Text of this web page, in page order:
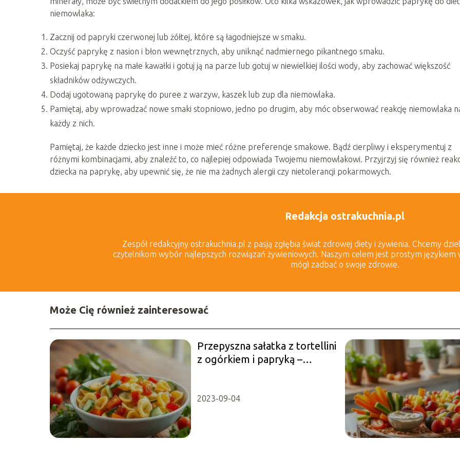
niemowlaka:
Zacznij od papryki czerwonej lub żółtej, które są łagodniejsze w smaku.
Oczyść paprykę z nasion i błon wewnętrznych, aby uniknąć nadmiernego pikantnego smaku.
Posiekaj paprykę na małe kawałki i gotuj ją na parze lub gotuj w niewielkiej ilości wody, aby zachować większość
składników odżywczych.
Dodaj ugotowaną paprykę do puree z warzyw, kaszek lub zup dla niemowlaka.
Pamiętaj, aby wprowadzać nowe smaki stopniowo, jedno po drugim, aby móc obserwować reakcję niemowlaka
każdy z nich.
Pamiętaj, że każde dziecko jest inne i może mieć różne preferencje smakowe. Bądź cierpliwy i eksperymentuj z
różnymi kombinacjami, aby znaleźć to, co najlepiej odpowiada Twojemu niemowlakowi. Przyjrzyj się również
dziecka na paprykę, aby upewnić się, że nie ma żadnych alergii czy nietolerancji pokarmowych.
Redakcja ostrakuchnia.pl
Zespół redakcyjny ostrakuchnia.pl z pasją zgłębia świat zdrowej diety i żywienia. Chcemy
czytelnikom wybór najlepszych rozwiązań żywieniowych. Naszym celem jest prostym językiem
mógł zadbać o swoje zdrowie.
Może Cię również zainteresować
Przepyszna sałatka z tortellini
z ogórkiem i papryką –
2023-09-04